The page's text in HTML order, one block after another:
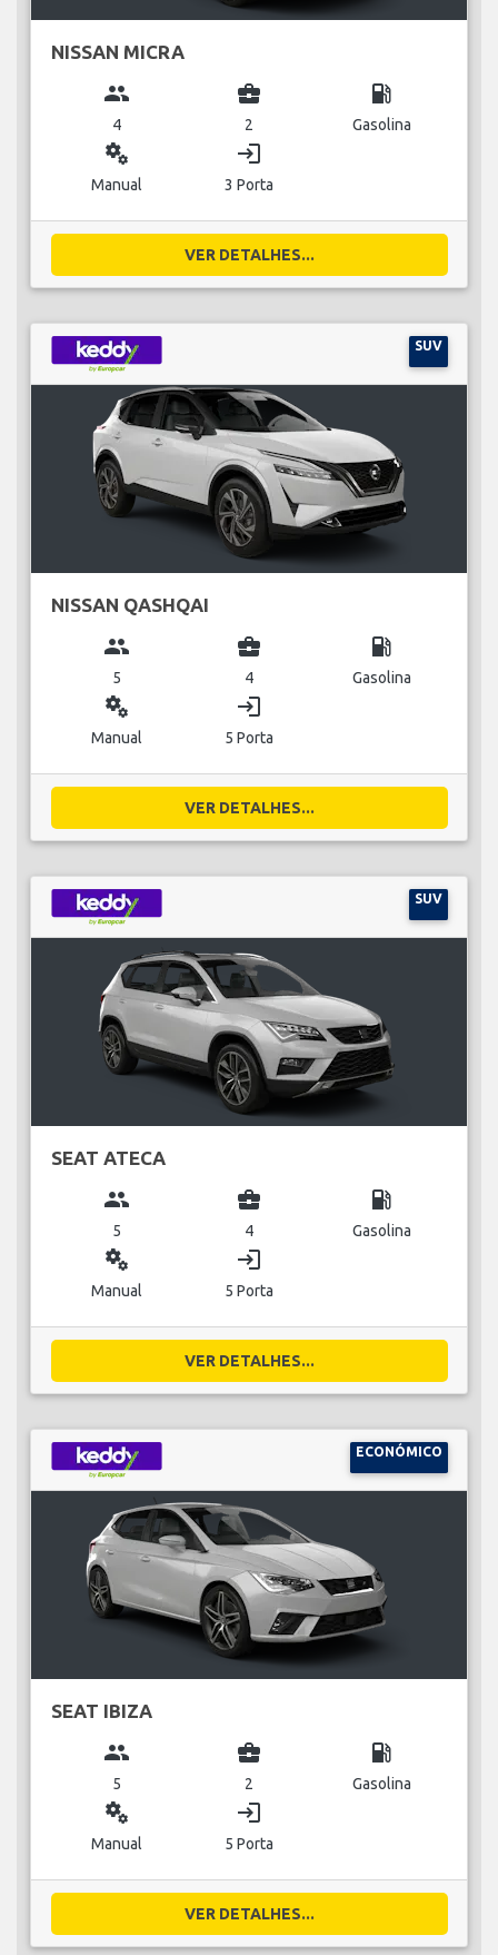
NISSAN MICRA
group
4
business_center
2
local_gas_station
Gasolina
miscellaneous_services
Manual
login
3 Porta
VER DETALHES...
SUV
NISSAN QASHQAI
group
5
business_center
4
local_gas_station
Gasolina
miscellaneous_services
Manual
login
5 Porta
VER DETALHES...
SUV
SEAT ATECA
group
5
business_center
4
local_gas_station
Gasolina
miscellaneous_services
Manual
login
5 Porta
VER DETALHES...
ECONÓMICO
SEAT IBIZA
group
5
business_center
2
local_gas_station
Gasolina
miscellaneous_services
Manual
login
5 Porta
VER DETALHES...